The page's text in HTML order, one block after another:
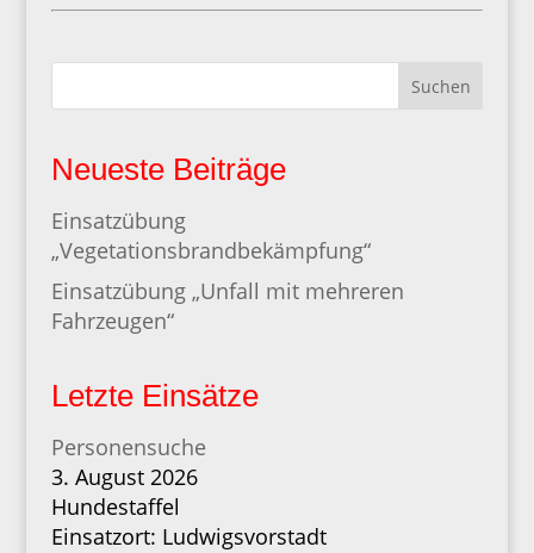
Suchen
Neueste Beiträge
Einsatzübung
„Vegetationsbrandbekämpfung“
Einsatzübung „Unfall mit mehreren
Fahrzeugen“
Letzte Einsätze
Personensuche
3. August 2026
Hundestaffel
Einsatzort: Ludwigsvorstadt